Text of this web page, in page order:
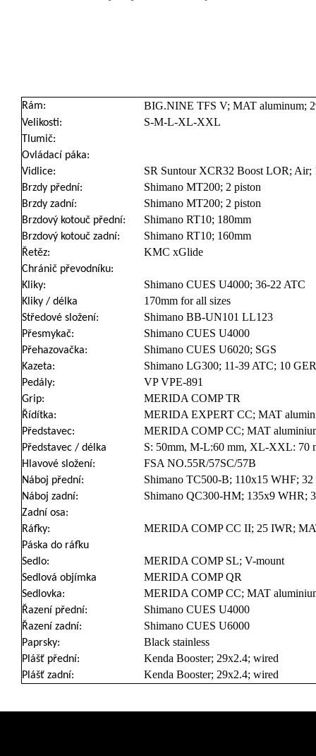
Rám: BIG.NINE TFS V; MAT aluminum;
Velikosti: S-M-L-XL-XXL
Tlumič:
Ovládací páka:
Vidlice:
SR Suntour XCR32 Boost LOR;
Brzdy přední: Shimano MT200; 2 piston
Brzdy zadní: Shimano MT200; 2 piston
Brzdový kotouč přední: Shimano RT10; 180mm
Brzdový kotouč zadní: Shimano RT10; 160mm
Řetěz: KMC xGlide
Chránič převodníku:
Kliky:
Shimano CUES U4000; 36-22 ATC
Kliky / délka 170mm for all sizes
Středové složení: Shimano BB-UN101 LL123
Přesmykač: Shimano CUES U4000
Přehazovačka: Shimano CUES U6020; SGS
Kazeta: Shimano LG300; 11-39 ATC; 10
Pedály: VP VPE-891
Grip: MERIDA COMP TR
Řídítka: MERIDA EXPERT CC; MAT
Představec: MERIDA COMP CC; MAT
Představec / délka S: 50mm, M-L:60 mm, XL-XXL: 70
Hlavové složení: FSA NO.55R/57SC/57B
Náboj přední: Shimano TC500-B; 110x15 WHF;
Náboj zadní: Shimano QC300-HM; 135x9 WHR;
Zadní osa:
Ráfky:
MERIDA COMP CC II; 25 IWR;
Páska do ráfku
Sedlo:
MERIDA COMP SL; V-mount
Sedlová objímka MERIDA COMP QR
Sedlovka: MERIDA COMP CC; MAT
Řazení přední: Shimano CUES U4000
Řazení zadní: Shimano CUES U6000
Paprsky: Black stainless
Plášť přední: Kenda Booster; 29x2.4; wired
Plášť zadní: Kenda Booster; 29x2.4; wired